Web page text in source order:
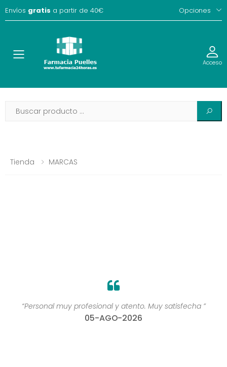
Envíos gratis a partir de 40€ Opciones
Toggle Acceso
Tienda MARCAS
“Personal muy profesional y atento. Muy satisfecha ”
05-AGO-2026